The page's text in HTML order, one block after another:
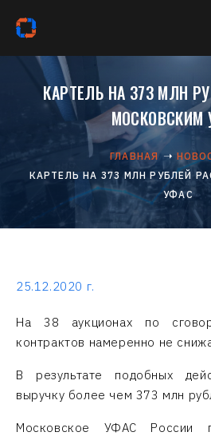
КАРТЕЛЬ НА 373 МЛН
МОСКОВСКИМ
ГЛАВНАЯ
КАРТЕЛЬ НА 373 МЛН РУБЛЕЙ
УФАС
25.12.2020 г.
На 38 аукционах по
контрактов намеренно не
В результате подобных
выручку более чем 373 млн
Московское УФАС России